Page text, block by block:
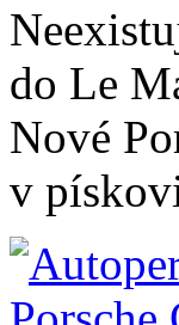
do Le
Nové
v